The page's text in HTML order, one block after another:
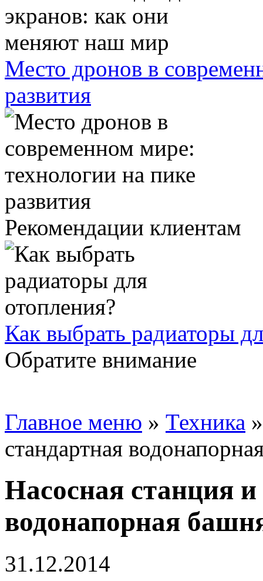
Место дронов в
развития
Рекомендации клиентам
Как выбрать радиаторы
Обратите внимание
Главное меню » Техника
стандартная
Насосная станция и
водонапорная
31.12.2014